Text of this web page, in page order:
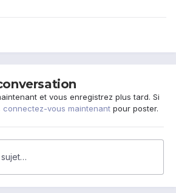
et vous enregistrez plus tard. Si
connectez-vous maintenant pour poster.